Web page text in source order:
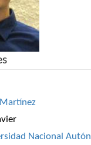
Nacional